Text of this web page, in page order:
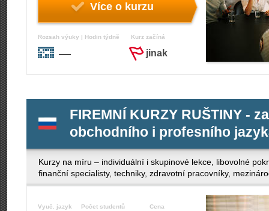
Více o kurzu
Rozsah výuky | Hodin týdně
—
Kurz začíná
jinak
FIREMNÍ KURZY RUŠTINY -
obchodního i profesního
Kurzy na míru – individuální i skupinové lekce, libovolné
finanční specialisty, techniky, zdravotní pracovníky,
Vyuč. jazyk Počet studentů Cena